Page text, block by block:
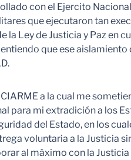
con el Ejercito
que ejecutaron tan
Ley de Justicia y Paz en
que ese
a la cual me
para mi extradición a los
del Estado, en los
voluntaria a la Justicia
al máximo con la